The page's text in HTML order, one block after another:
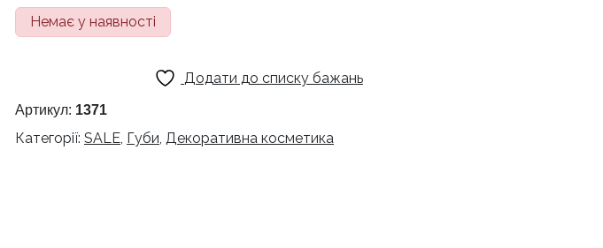
ціна: ціна:
Немає у наявності
Додати до списку бажань
Артикул: 1371
Категорії: SALE, Губи, Декоративна косметика